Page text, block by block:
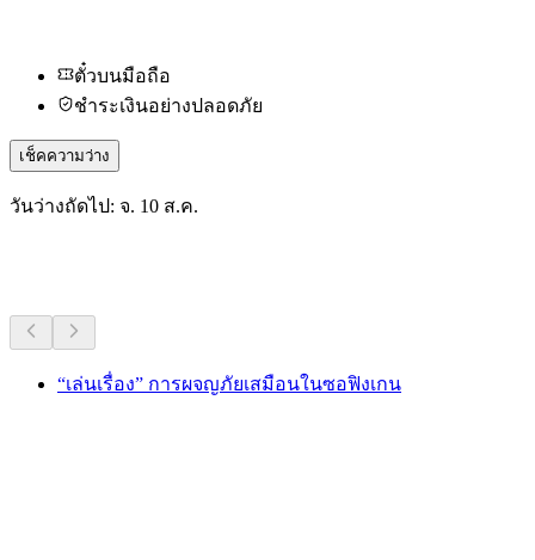
ตั๋วบนมือถือ
ชำระเงินอย่างปลอดภัย
เช็คความว่าง
วันว่างถัดไป: จ. 10 ส.ค.
“เล่นเรื่อง” การผจญภัยเสมือนในซอฟิงเกน